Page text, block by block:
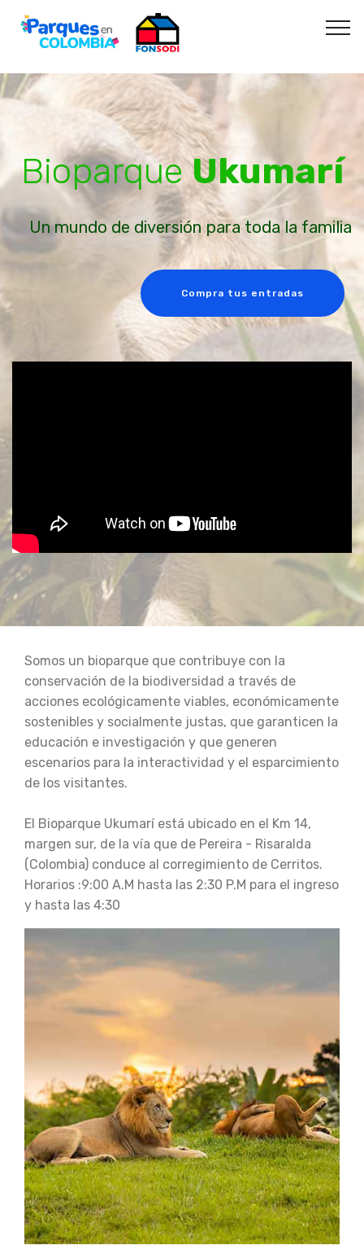
BioparqueUkumarí
Un mundo de diversión para toda la familia
Compra tus entradas
Somos un bioparque que contribuye con la
conservación de la biodiversidad a través de
acciones ecológicamente viables, económicamente
sostenibles y socialmente justas, que garanticen la
educación e investigación y que generen
escenarios para la interactividad y el esparcimiento
de los visitantes.
El Bioparque Ukumarí está ubicado en el Km 14,
margen sur, de la vía que de Pereira - Risaralda
(Colombia) conduce al corregimiento de Cerritos.
Horarios :9:00 A.M hasta las 2:30 P.M para el ingreso
y hasta las 4:30